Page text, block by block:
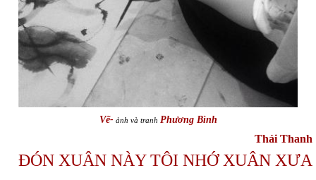
Vẽ- ảnh và tranh Phương Bình
Thái Thanh
ĐÓN XUÂN NÀY TÔI NHỚ XUÂN XƯA